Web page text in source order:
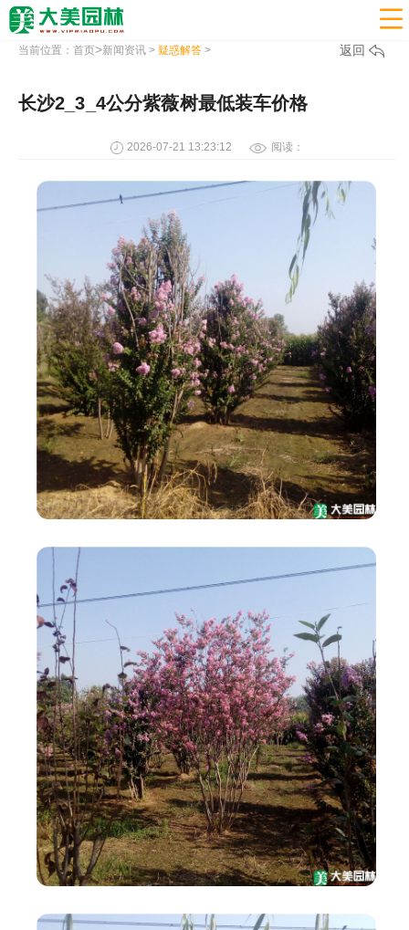

当前位置： 首页>新闻资讯> 疑惑解答> 返回
长沙2_3_4公分紫薇树最低装车价格
2026-07-21 13:23:12 阅读：